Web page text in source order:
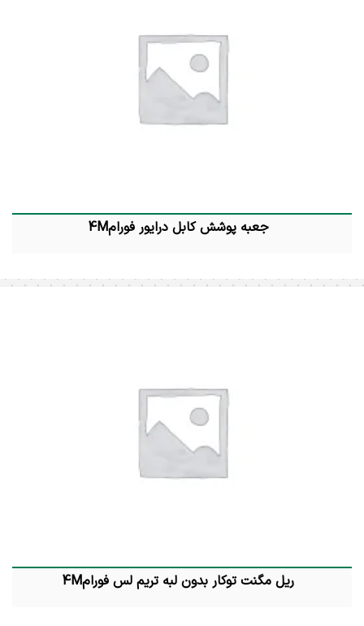
جعبه پوشش کابل درایور فورام4M
ریل مگنت توکار بدون لبه تریم لس فورام4M